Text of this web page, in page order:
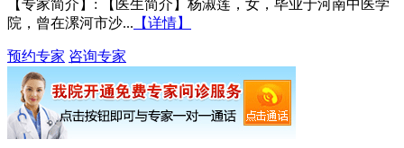
【专家简介】 : 【医生简介】杨淑莲，女，毕业于河南中医学
院，曾在漯河市沙... 【详情】
预约专家 咨询专家